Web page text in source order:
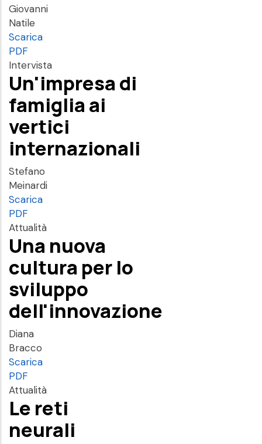
Giovanni
Natile
Scarica
PDF
Intervista
Un'impresa di
famiglia ai
vertici
internazionali
Stefano
Meinardi
Scarica
PDF
Attualità
Una nuova
cultura per lo
sviluppo
dell'innovazione
Diana
Bracco
Scarica
PDF
Attualità
Le reti
neurali